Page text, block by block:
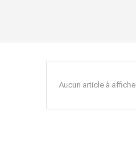
Aucun article à